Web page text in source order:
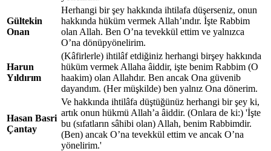
Gültekin
Onan
Herhangi bir şey hakkında ihtilafa düşerseniz, onun
hakkında hüküm vermek Allah’ındır. İşte Rabbim
olan Allah. Ben O’na tevekkül ettim ve yalnızca
O’na dönüpyönelirim.
Harun
Yıldırım
(Kâfirlerle) ihtilâf etdiğiniz herhangi birşey hakkında
hüküm vermek Allaha âiddir, işte benim Rabbim (O
haakim) olan Allahdır. Ben ancak Ona güvenib
dayandım. (Her müşkilde) ben yalnız Ona dönerim.
Hasan Basri
Çantay
Ve hakkında ihtilâfa düştüğünüz herhangi bir şey ki,
artık onun hükmü Allah’a âiddir. (Onlara de ki:) 'İşte
bu (sıfatların sâhibi olan) Allah, benim Rabbimdir.
(Ben) ancak O’na tevekkül ettim ve ancak O’na
yönelirim.'